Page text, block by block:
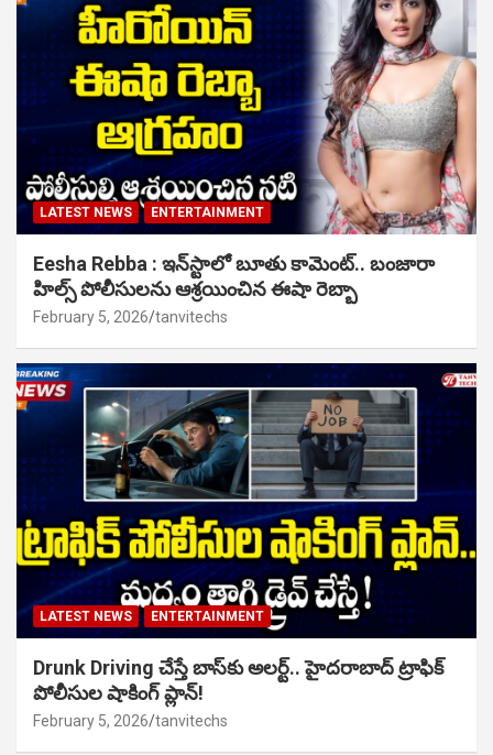
LATEST NEWS ENTERTAINMENT
Eesha Rebba : ఇన్‌స్టాలో బూతు కామెంట్.. బంజారా
హిల్స్ పోలీసులను ఆశ్రయించిన ఈషా రెబ్బా
February 5, 2026 tanvitechs
LATEST NEWS ENTERTAINMENT
Drunk Driving చేస్తే బాస్‌కు అలర్ట్.. హైదరాబాద్ ట్రాఫిక్
పోలీసుల షాకింగ్ ప్లాన్!
February 5, 2026 tanvitechs